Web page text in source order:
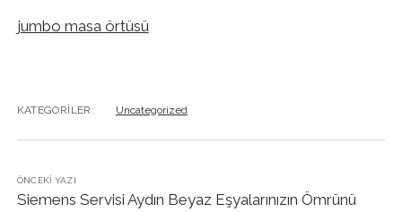
jumbo masa örtüsü
KATEGORILER: Uncategorized
ÖNCEKI YAZI
Siemens Servisi Aydın Beyaz Eşyalarınızın Ömrünü